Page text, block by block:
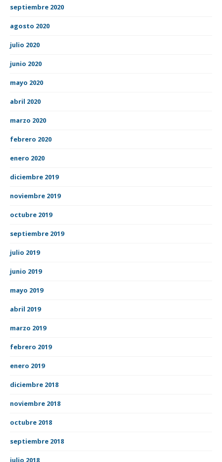
septiembre 2020
agosto 2020
julio 2020
junio 2020
mayo 2020
abril 2020
marzo 2020
febrero 2020
enero 2020
diciembre 2019
noviembre 2019
octubre 2019
septiembre 2019
julio 2019
junio 2019
mayo 2019
abril 2019
marzo 2019
febrero 2019
enero 2019
diciembre 2018
noviembre 2018
octubre 2018
septiembre 2018
julio 2018